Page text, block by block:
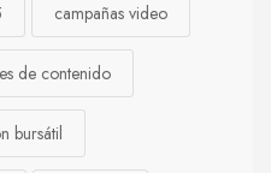
campañas video
de contenido
bursátil